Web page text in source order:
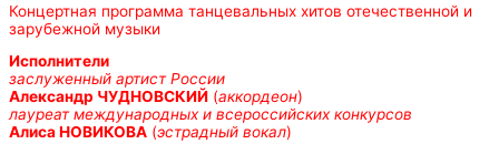
Концертная программа танцевальных хитов отечественной и
зарубежной музыки
Исполнители
заслуженный артист России
Александр ЧУДНОВСКИЙ (аккордеон)
лауреат международных и всероссийских конкурсов
Алиса НОВИКОВА (эстрадный вокал)